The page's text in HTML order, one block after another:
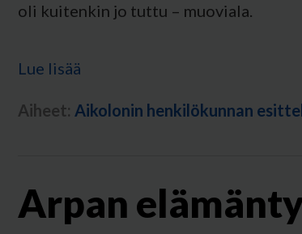
oli kuitenkin jo tuttu – muoviala.
Lue lisää
Aiheet: Aikolonin henkilökunnan
Arpan